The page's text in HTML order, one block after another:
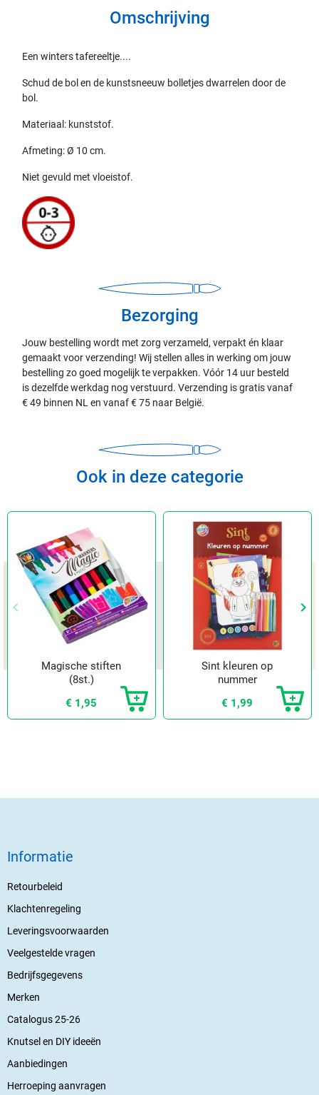
Omschrijving
Een winters tafereeltje....
Schud de bol en de kunstsneeuw bolletjes dwarrelen door de
bol.
Materiaal: kunststof.
Afmeting: Ø 10 cm.
Niet gevuld met vloeistof.
Bezorging
Jouw bestelling wordt met zorg verzameld, verpakt én klaar
gemaakt voor verzending! Wij stellen alles in werking om jouw
bestelling zo goed mogelijk te verpakken. Vóór 14 uur besteld
is dezelfde werkdag nog verstuurd. Verzending is gratis vanaf
€ 49 binnen NL en vanaf € 75 naar België.
Ook in deze categorie
Vorige
keyboard_arrow_left keyboard_arrow_right
Magische stiften
(8st.)
€ 1,95
Sint kleuren op
nummer
€ 1,99
Informatie
Retourbeleid
Klachtenregeling
Leveringsvoorwaarden
Veelgestelde vragen
Bedrijfsgegevens
Merken
Catalogus 25-26
Knutsel en DIY ideeën
Aanbiedingen
Herroeping aanvragen